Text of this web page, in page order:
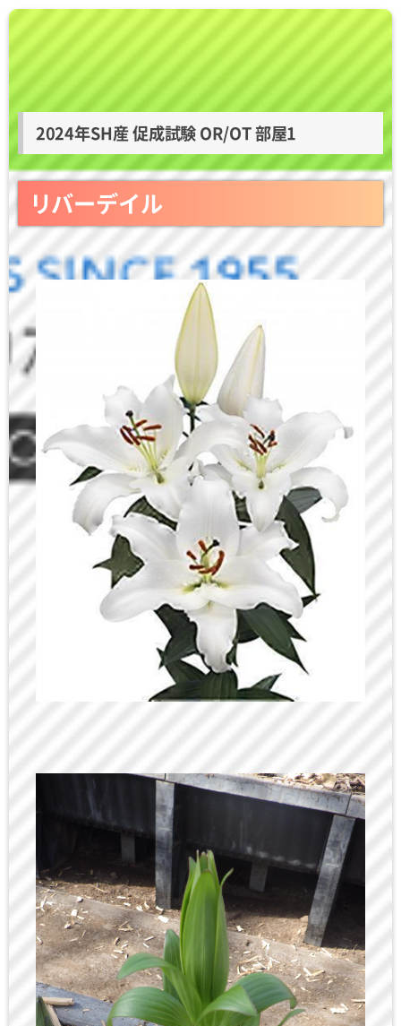
2024年SH産 促成試験 OR/OT 部屋1
リバーデイル